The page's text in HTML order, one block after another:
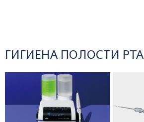
ГИГИЕНА ПОЛОСТИ РТА